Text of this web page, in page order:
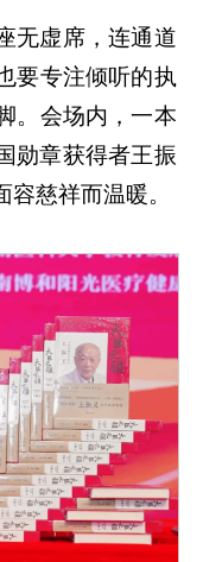
无虚席，连通道
要专注倾听的执
。会场内，一本
勋章获得者王振
慈祥而温暖。